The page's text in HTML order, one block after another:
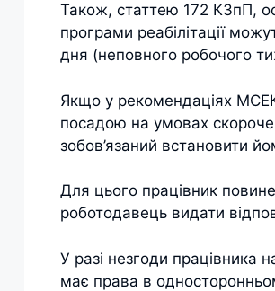
Також, статтею 172 КЗпП,
програми реабілітації
дня (неповного робочого
Якщо у рекомендаціях
посадою на умовах
зобов’язаний встановити
Для цього працівник
роботодавець видати
У разі незгоди працівника
має права в